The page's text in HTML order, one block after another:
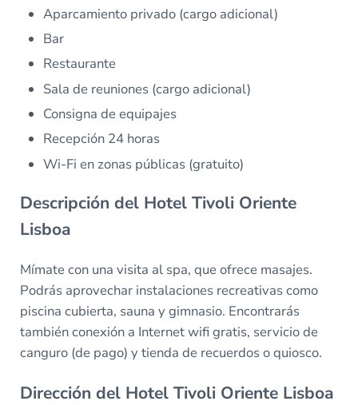
Aparcamiento privado (cargo adicional)
Bar
Restaurante
Sala de reuniones (cargo adicional)
Consigna de equipajes
Recepción 24 horas
Wi-Fi en zonas públicas (gratuito)
Descripción del Hotel Tivoli Oriente
Lisboa
Mímate con una visita al spa, que ofrece masajes.
Podrás aprovechar instalaciones recreativas como
piscina cubierta, sauna y gimnasio. Encontrarás
también conexión a Internet wifi gratis, servicio de
canguro (de pago) y tienda de recuerdos o quiosco.
Dirección del Hotel Tivoli Oriente Lisboa